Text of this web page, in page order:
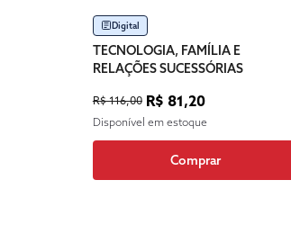
Digital
TECNOLOGIA, FAMÍLIA E
RELAÇÕES SUCESSÓRIAS
R$ 116,00 R$ 81,20
Disponível em estoque
Comprar